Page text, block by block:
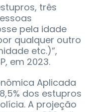
três
pela idade
qualquer outro
etc.)”,
em 2023.
Aplicada
dos estupros
A projeção